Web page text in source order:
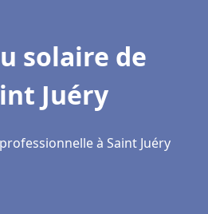
solaire de
Juéry
à Saint Juéry